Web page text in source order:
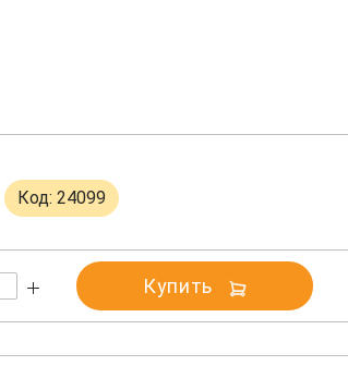
Код: 24099
Купить